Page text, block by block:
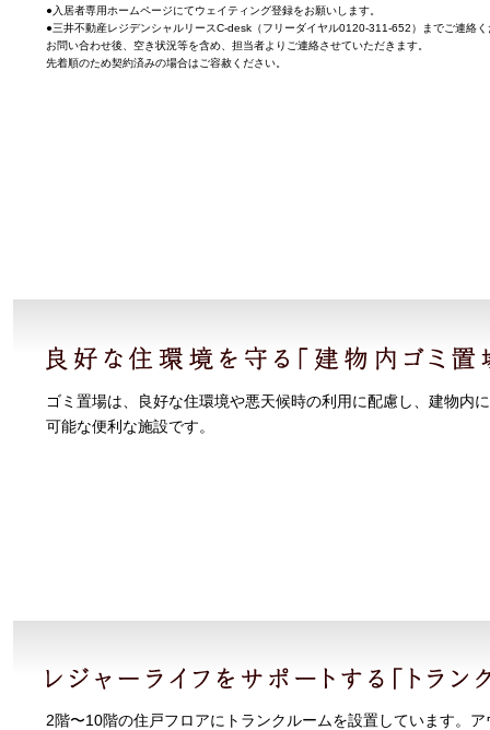
●入居者専用ホームページにてウェイティング登録をお願いします。
●三井不動産レジデンシャルリースC-desk（フリーダイヤル0120-311-652）までご連絡く
お問い合わせ後、空き状況等を含め、担当者よりご連絡させていただきます。
先着順のため契約済みの場合はご容赦ください。
ゴミ置場は、良好な住環境や悪天候時の利用に配慮し、建物内
可能な便利な施設です。
2階〜10階の住戸フロアにトランクルームを設置しています。